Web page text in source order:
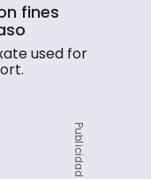
fines
used for
Publicidad